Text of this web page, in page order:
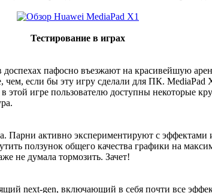
Тестирование в играх
пафосно въезжают на красивейшую
чем, если бы эту игру сделали для ПК.
игре пользователю доступны некоторые
Парни активно экспериментируют с эффектами
ползунок общего качества графики на
не думала тормозить. Зачет!
next-gen, включающий в себя почти все